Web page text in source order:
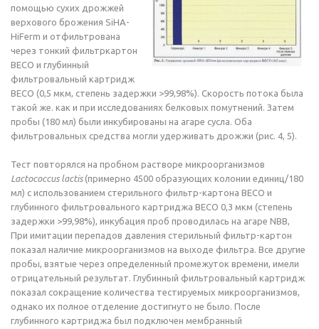
помощью сухих дрожжей
верхового брожения SiHA-
HiFerm и отфильтрована
через тонкий фильтркартон
ВЕСО и глубинный
фильтровальный картридж
ВЕСО (0,5 мкм, степень задержки >99,98%). Скорость потока была
такой же. как и при исследованиях белковых помутнений. Затем
пробы (180 мл) были инкубированы на агаре сусла. Оба
фильтровальных средства могли удерживать дрожжи (рис. 4, 5).
Тест повторялся на пробном растворе микроорганизмов
Lactococcus lactis(примерно 4500 образующих колонии единиц/180
мл) с использованием стерильного фильтр-картона ВЕСО и
глубинного фильтровального картриджа ВЕСО 0,3 мкм (степень
задержки >99,98%), инкубация проб проводилась на агаре NBB,
При имитации перепадов давления стерильный фильтр-картон
показал наличие микроорганизмов на выходе фильтра. Все другие
пробы, взятые через определенный промежуток времени, имели
отрицательный результат. Глубинный фильтровальный картридж
показал сокращение количества тестируемых микроорганизмов,
однако их полное отделение достигнуто не было. После
глубинного картриджа был подключен мембранный